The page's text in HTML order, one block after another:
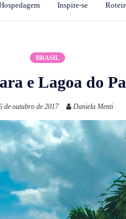
Inspire-se
BRASIL
e Lagoa do
de outubro de 2017 Daniela Menti